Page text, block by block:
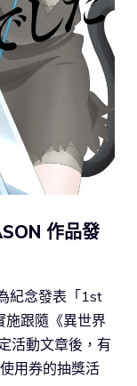
作品發
紀念發表「1st
施跟隨《異世界
活動文章後，有
用券的抽獎活